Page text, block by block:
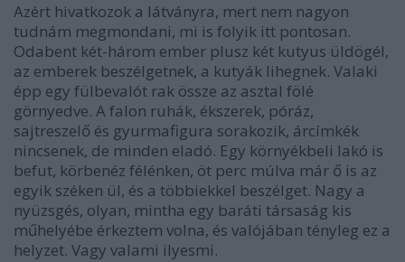
Azért hivatkozok a látványra, mert nem nagyon
tudnám megmondani, mi is folyik itt pontosan.
Odabent két-három ember plusz két kutyus üldögél,
az emberek beszélgetnek, a kutyák lihegnek. Valaki
épp egy fülbevalót rak össze az asztal fölé
görnyedve. A falon ruhák, ékszerek, póráz,
sajtreszelő és gyurmafigura sorakozik, árcímkék
nincsenek, de minden eladó. Egy környékbeli lakó is
befut, körbenéz félénken, öt perc múlva már ő is az
egyik széken ül, és a többiekkel beszélget. Nagy a
nyüzsgés, olyan, mintha egy baráti társaság kis
műhelyébe érkeztem volna, és valójában tényleg ez a
helyzet. Vagy valami ilyesmi.